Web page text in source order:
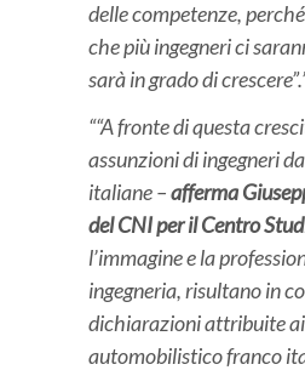
delle competenze,
che più ingegneri ci
sarà in grado di crescere”.
“A fronte di questa
assunzioni di ingegneri
italiane –afferma
del CNI per il Centro
l’immagine e la
ingegneria, risultano in
dichiarazioni attribuite
automobilistico franco